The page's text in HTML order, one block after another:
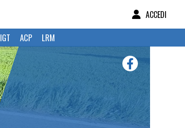
ACCEDI
IGT ACP LRM